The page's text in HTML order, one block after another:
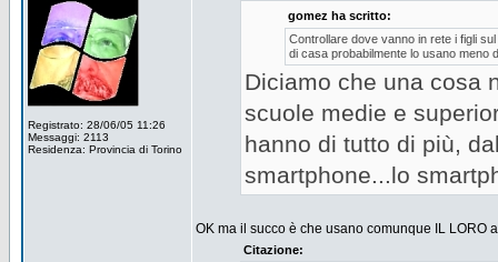
Registrato: 28/06/05 11:26
Messaggi: 2113
Residenza: Provincia di Torino
gomez ha scritto:
Controllare dove vanno in rete i figli
di casa probabilmente lo usano meno
Diciamo che una cosa
scuole medie e
hanno di tutto di più,
smartphone...lo
OK ma il succo è che usano comunque IL
Citazione: